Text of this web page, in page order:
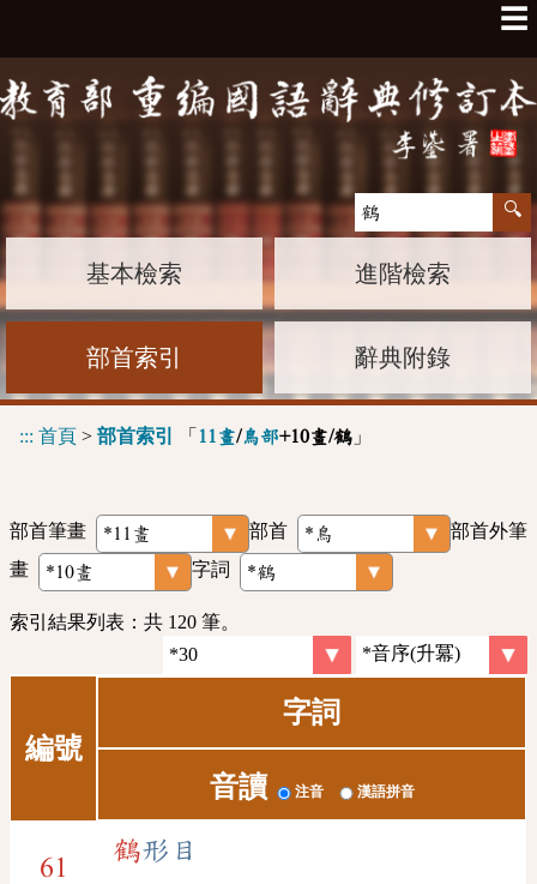
☰
基本檢索 進階檢索
部首索引 辭典附錄
::: 首頁 > 部首索引 「 11畫/鳥部+10畫/鶴 」
部首筆畫 部首
部首外筆
畫
字詞
索引結果列表：共 120 筆。
編號
字詞
音讀 注音 漢語拼音
61
鶴形目